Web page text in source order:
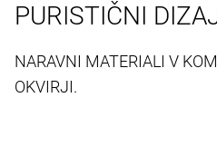
PURISTIČNI
NARAVNI MATERIALI V
OKVIRJI.